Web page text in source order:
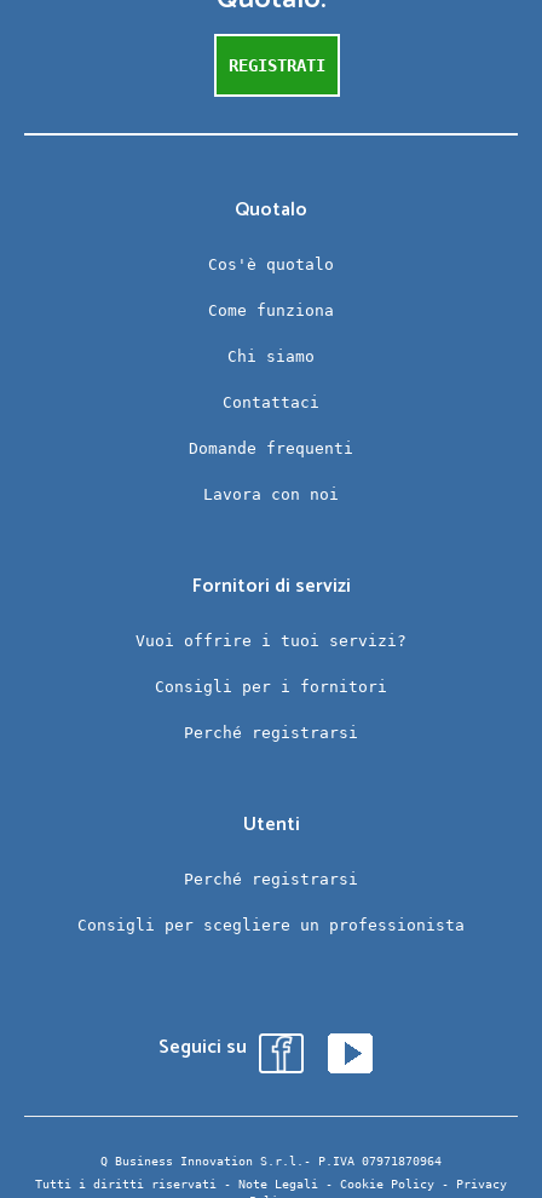
REGISTRATI
Quotalo
Cos'è quotalo
Come funziona
Chi siamo
Contattaci
Domande frequenti
Lavora con noi
Fornitori di servizi
Vuoi offrire i tuoi servizi?
Consigli per i fornitori
Perché registrarsi
Utenti
Perché registrarsi
Consigli per scegliere un professionista
Seguici su
Q Business Innovation S.r.l.- P.IVA 07971870964
Tutti i diritti riservati - Note Legali - Cookie Policy - Privacy